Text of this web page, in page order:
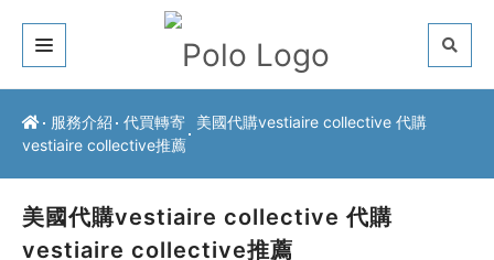
關於我們
服務介紹
服務介紹 代買轉寄
美國代購vestiaire collective 代購
vestiaire collective推薦
美國代購vestiaire collective 代購
vestiaire collective推薦